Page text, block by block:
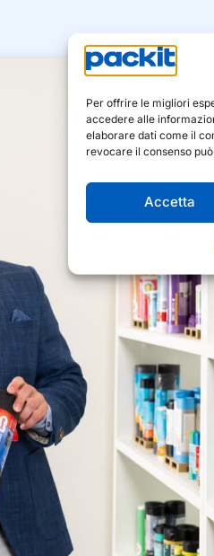
Per offrire le migliori
accedere alle
elaborare dati come il
revocare il consenso
Accetta